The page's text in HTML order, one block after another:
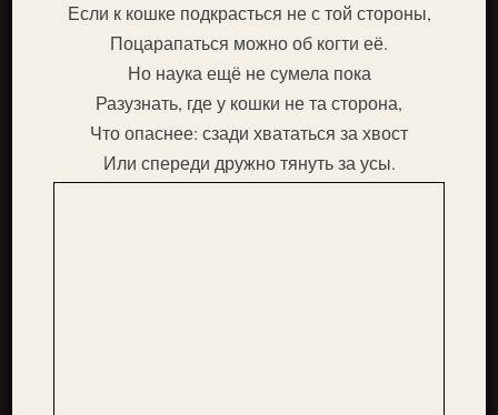
Если к кошке подкрасться не с той стороны,
Поцарапаться можно об когти её.
Но наука ещё не сумела пока
Разузнать, где у кошки не та сторона,
Что опаснее: сзади хвататься за хвост
Или спереди дружно тянуть за усы.